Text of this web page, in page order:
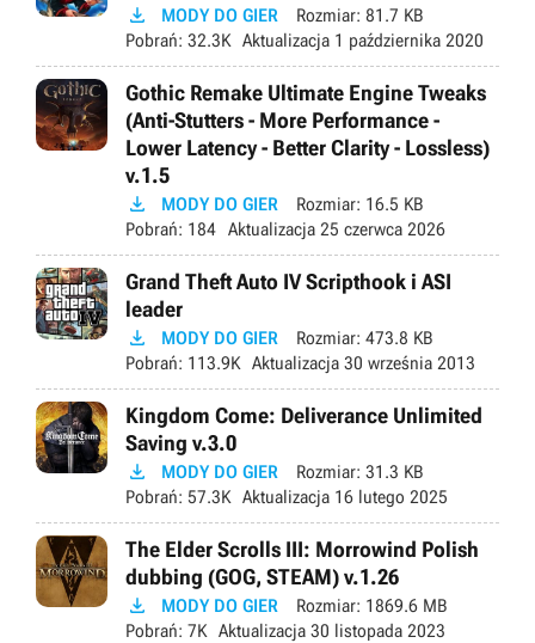
 MODY DO GIER Rozmiar: 81.7 KB
Pobrań: 32.3K Aktualizacja 1 października 2020
Gothic Remake Ultimate Engine Tweaks
(Anti-Stutters - More Performance -
Lower Latency - Better Clarity - Lossless)
v.1.5
 MODY DO GIER Rozmiar: 16.5 KB
Pobrań: 184 Aktualizacja 25 czerwca 2026
Grand Theft Auto IV Scripthook i ASI
leader
 MODY DO GIER Rozmiar: 473.8 KB
Pobrań: 113.9K Aktualizacja 30 września 2013
Kingdom Come: Deliverance Unlimited
Saving v.3.0
 MODY DO GIER Rozmiar: 31.3 KB
Pobrań: 57.3K Aktualizacja 16 lutego 2025
The Elder Scrolls III: Morrowind Polish
dubbing (GOG, STEAM) v.1.26
 MODY DO GIER Rozmiar: 1869.6 MB
Pobrań: 7K Aktualizacja 30 listopada 2023